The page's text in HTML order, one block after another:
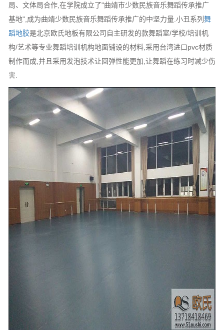
局、文体局合作,在学院成立了"曲靖市少数民族音乐舞蹈传承推广
基地",成为曲靖少数民族音乐舞蹈传承推广的中坚力量.小丑系列舞
蹈地胶是北京欧氏地板有限公司自主研发的款舞蹈室/学校/培训机
构/艺术等专业舞蹈培训机构地面铺设的材料,采用台湾进口pvc材质
制作而成,并且采用发泡技术让回弹性能更加,让舞蹈在练习时减少伤
害.